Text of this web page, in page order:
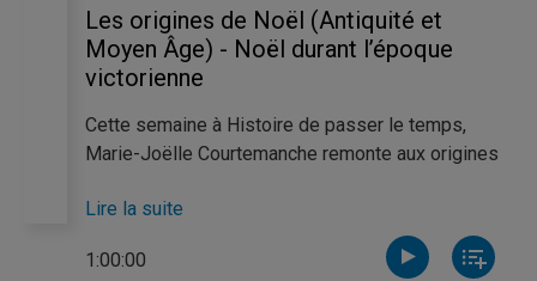
Les origines de Noël (Antiquité et
Moyen Âge) - Noël durant l’époque
victorienne
Cette semaine à Histoire de passer le temps,
Marie-Joëlle Courtemanche remonte aux origines
célébrait durant les premiers siècles de notre ère.
Pour sa part, Anne-Victoria Couture s’intéresse aux
traditions de Noël victoriennes, influencées par la
Lire la suite
1:00:00